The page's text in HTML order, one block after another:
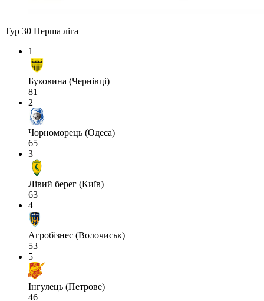
Тур 30 Перша ліга
1
Буковина (Чернівці)
81
2
Чорноморець (Одеса)
65
3
Лівий берег (Київ)
63
4
Агробізнес (Волочиськ)
53
5
Інгулець (Петрове)
46